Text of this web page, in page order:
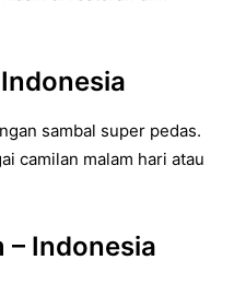
sambal super pedas.
camilan malam hari atau
– Indonesia